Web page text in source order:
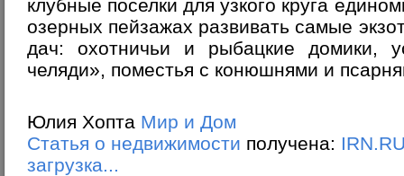
клубные поселки для узкого круга
озерных пейзажах развивать самые
дач: охотничьи и рыбацкие домики,
челяди», поместья с конюшнями и
Юлия Хопта Мир и Дом
Статья о недвижимости получена:
загрузка...